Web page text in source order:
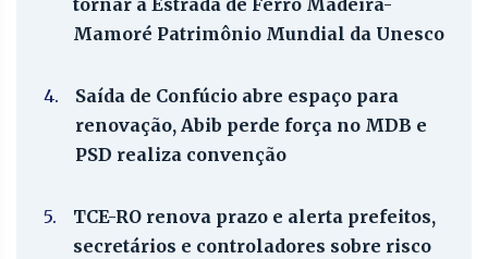
tornar a Estrada de Ferro Madeira-
Mamoré Patrimônio Mundial da Unesco
4.
Saída de Confúcio abre espaço para
renovação, Abib perde força no MDB e
PSD realiza convenção
5.
TCE-RO renova prazo e alerta prefeitos,
secretários e controladores sobre risco